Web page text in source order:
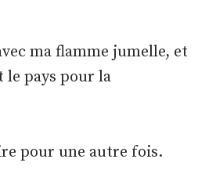
ma flamme jumelle, et
le pays pour la
pour une autre fois.